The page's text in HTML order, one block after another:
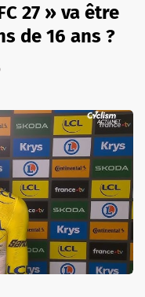
27 » va être
de 16 ans ?